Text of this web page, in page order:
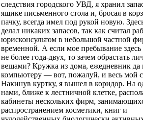
следствия городского УВД, я хранил
ящике письменного стола и, бросая в
пачку, всегда имел под рукой новую.
делал никаких запасов, так как считал
юрисконсультом в небольшой частной
временной. А если мое пребывание здесь
не более года-двух, то зачем обрастать
вещами? Кружка из дома, ежедневник
компьютеру — вот, пожалуй, и весь мой
Накинув куртку, я вышел в коридор. На
нами, ближе к лестничной клетке,
кабинеты нескольких фирм,
распространением косметики, книг и